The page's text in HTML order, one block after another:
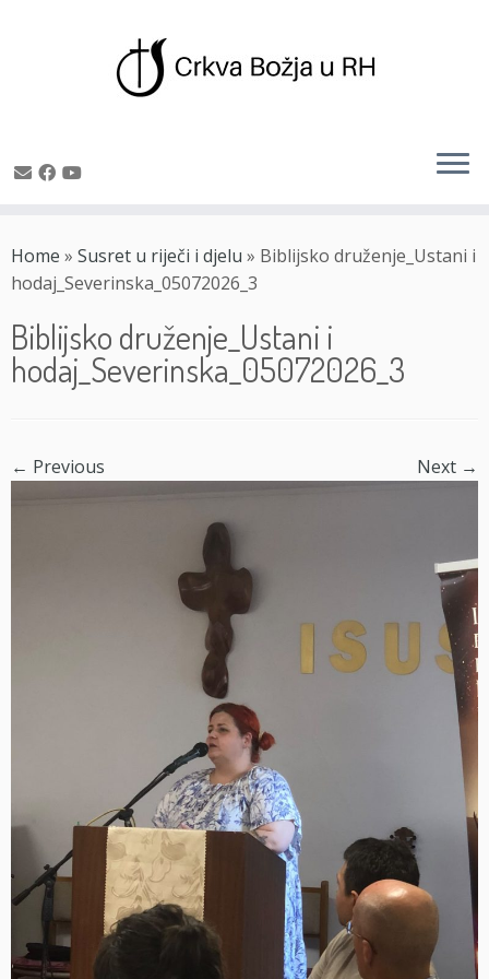
to
content
Home » Susret u riječi i djelu » Biblijsko druženje_Ustani i
hodaj_Severinska_05072026_3
Biblijsko druženje_Ustani i
hodaj_Severinska_05072026_3
← Previous Next →